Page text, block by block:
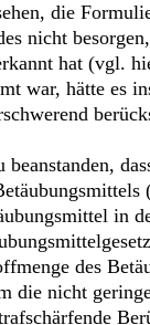
die
nicht
hat (vgl.
war, hätte es
in
des
die nicht